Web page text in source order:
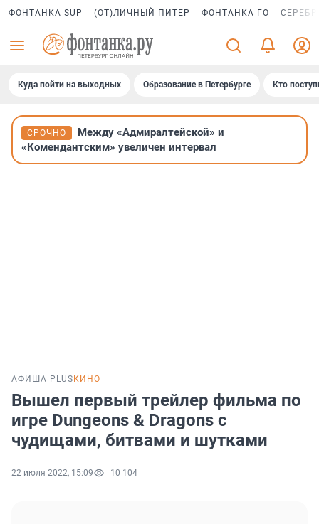
ФОНТАНКА SUP (ОТ)ЛИЧНЫЙ ПИТЕР ФОНТАНКА ГО
Куда пойти на выходных Образование в Петербурге Кто
СРОЧНО
Между «Адмиралтейской» и
«Комендантским» увеличен интервал
АФИША PLUS КИНО
Вышел первый трейлер фильма по
игре Dungeons & Dragons с
чудищами, битвами и шутками
22 июля 2022, 15:09 10 104